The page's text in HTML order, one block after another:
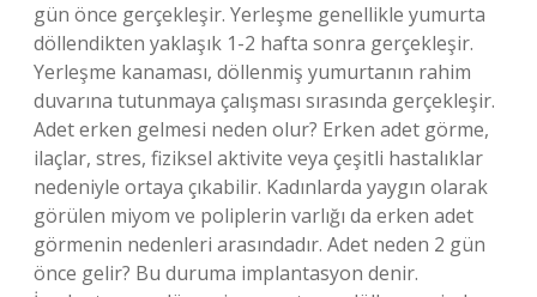
gün önce gerçekleşir. Yerleşme genellikle yumurta
döllendikten yaklaşık 1-2 hafta sonra gerçekleşir.
Yerleşme kanaması, döllenmiş yumurtanın rahim
duvarına tutunmaya çalışması sırasında gerçekleşir.
Adet erken gelmesi neden olur? Erken adet görme,
ilaçlar, stres, fiziksel aktivite veya çeşitli hastalıklar
nedeniyle ortaya çıkabilir. Kadınlarda yaygın olarak
görülen miyom ve poliplerin varlığı da erken adet
görmenin nedenleri arasındadır. Adet neden 2 gün
önce gelir? Bu duruma implantasyon denir.